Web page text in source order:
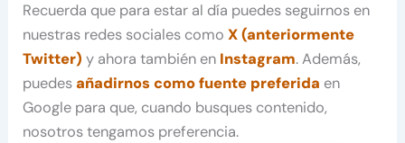
Recuerda que para estar al día puedes seguirnos en
nuestras redes sociales comoX (anteriormente
Twitter) y ahora también en Instagram. Además,
puedesañadirnos como fuente preferida en
Google para que, cuando busques contenido,
nosotros tengamos preferencia.